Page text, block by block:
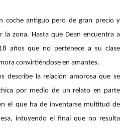
coche antiguo pero de gran precio y
la zona. Hasta que Dean encuentra a
años que no pertenece a su clase
convirtiéndose en amantes.
describe la relación amorosa que se
por medio de un relato en parte
el que ha de inventarse multitud de
intuyendo el final que no resulta